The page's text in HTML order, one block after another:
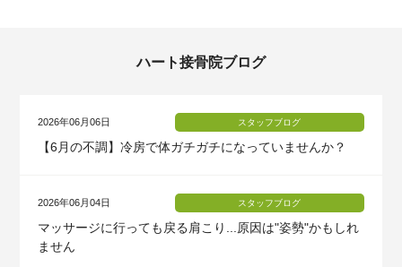
ハート接骨院ブログ
2026年06月06日 スタッフブログ
【6月の不調】冷房で体ガチガチになっていませんか？
2026年06月04日 スタッフブログ
マッサージに行っても戻る肩こり...原因は"姿勢"かもしれ
ません